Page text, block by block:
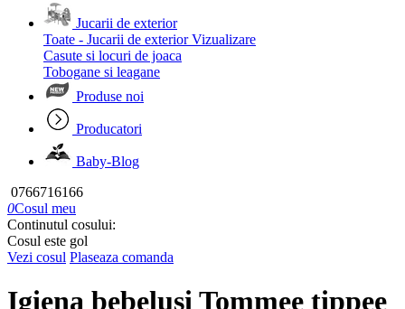
Jucarii de exterior
Toate - Jucarii de exterior Vizualizare
Casute si locuri de joaca
Tobogane si leagane
Produse noi
Producatori
Baby-Blog
0766716166
0Cosul meu
Continutul cosului:
Cosul este gol
Vezi cosul Plaseaza comanda
Igiena bebelusi Tommee tippee